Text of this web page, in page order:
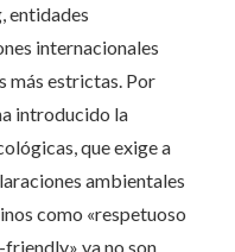
entidades
internacionales
más estrictas. Por
introducido la
que exige a
ambientales
como «respetuoso
ya no son